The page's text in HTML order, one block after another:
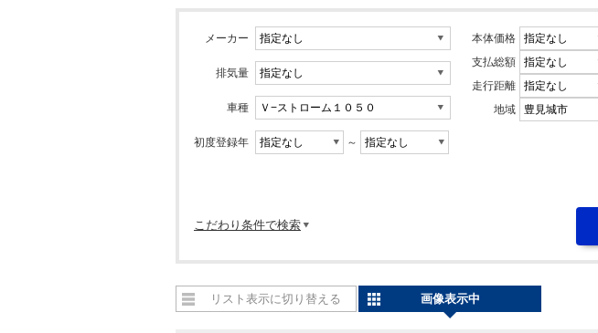
メーカー
排気量
車種
初度登録年 ～
本体価格
支払総額
走行距離
地域
こだわり条件で検索
リスト表示に切り替える 画像表示中